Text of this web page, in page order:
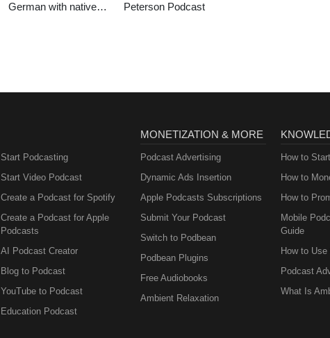
German with native
Peterson Podcast
Start Podcasting
Start Video Podcast
Create a Podcast for Spotify
Create a Podcast for Apple
Podcasts
AI Podcast Creator
Blog to Podcast
YouTube to Podcast
Education Podcast
MONETIZATION & MORE
Podcast Advertising
Dynamic Ads Insertion
Apple Podcasts Subscriptions
Submit Your Podcast
Switch to Podbean
Podbean Plugins
Free Audiobooks
Ambient Relaxation
How to
How to
How to
Mobile
Guide
How to
Podcast
What Is